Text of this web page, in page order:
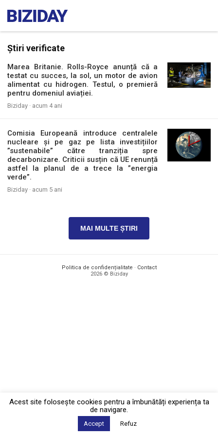
Știri verificate
Marea Britanie. Rolls-Royce anunță că a
testat cu succes, la sol, un motor de avion
alimentat cu hidrogen. Testul, o premieră
pentru domeniul aviației.
Biziday · acum 4 ani
Comisia Europeană introduce centralele
nucleare și pe gaz pe lista investițiilor
”sustenabile” către tranziția spre
decarbonizare. Criticii susțin că UE renunță
astfel la planul de a trece la ”energia
verde”.
Biziday · acum 5 ani
MAI MULTE ȘTIRI
Politica de confidențialitate · Contact
2026 © Biziday
Acest site foloseşte cookies pentru a îmbunătăți experiența ta
de navigare.
Accept Refuz